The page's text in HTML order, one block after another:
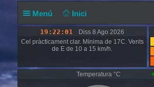
Menú Inici
19:22:02
Diss 8 Ago 2026
Cel pràcticament clar. Mínima de 17C. Vents
de E de 10 a 15 km/h.
Temperatura °C